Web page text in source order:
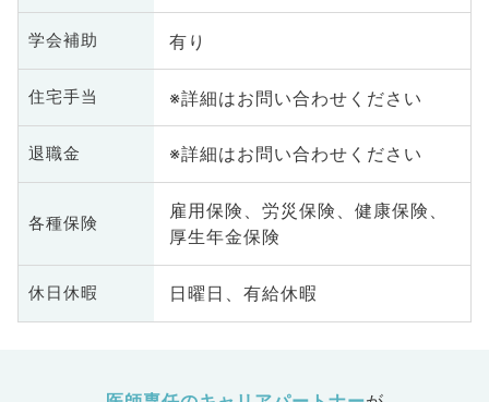
学会補助 有り
住宅手当 ※詳細はお問い合わせください
退職金 ※詳細はお問い合わせください
各種保険
雇用保険、労災保険、健康保険、
厚生年金保険
休日休暇 日曜日、有給休暇